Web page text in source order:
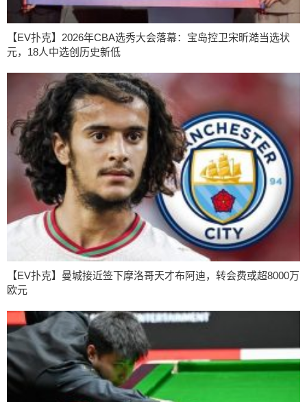
【EV扑克】2026年CBA选秀大会落幕：宝岛控卫宋昕澔当选状
元，18人中选创历史新低
【EV扑克】曼城接近签下摩洛哥天才布阿迪，转会费或超8000万
欧元